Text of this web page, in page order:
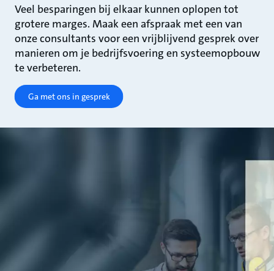
Veel besparingen bij elkaar kunnen oplopen tot
grotere marges. Maak een afspraak met een van
onze consultants voor een vrijblijvend gesprek over
manieren om je bedrijfsvoering en systeemopbouw
te verbeteren.
Ga met ons in gesprek